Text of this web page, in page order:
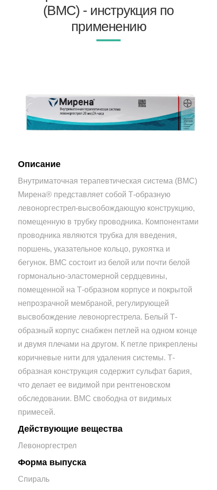
(ВМС) - инструкция по
применению
Описание
Внутриматочная терапевтическая система (ВМС)
Мирена® представляет собой Т-образную
левоноргестрел-высвобождающую конструкцию,
помещенную в трубку проводника. Компонентами
проводника являются трубка для введения,
поршень, указательное кольцо, рукоятка и
бегунок. ВМС состоит из белой или почти белой
гормонально-эластомерной сердцевины,
помещенной на Т-образном корпусе и покрытой
непрозрачной мембраной, регулирующей
высвобождение левоноргестрела. Белый Т-
образный корпус снабжен петлей на одном конце
и двумя плечами на другом. К петле прикреплены
коричневые нити для удаления системы. Т-
образная конструкция содержит сульфат бария,
что делает ее видимой при рентгеновском
обследовании. ВМС свободна от видимых
примесей.
Действующие вещества
Левоноргестрел
Форма выпуска
Спираль